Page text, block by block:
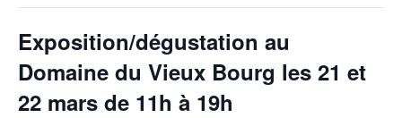
Exposition/dégustation au
Domaine du Vieux Bourg les 21 et
22 mars de 11h à 19h